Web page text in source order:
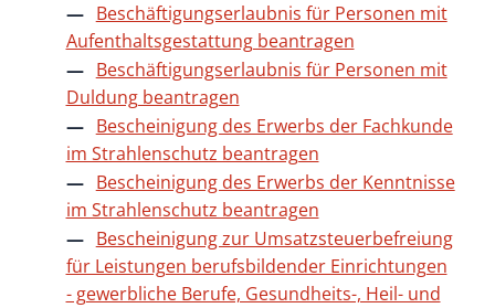
Beschäftigungserlaubnis für Personen mit
Aufenthaltsgestattung beantragen
Beschäftigungserlaubnis für Personen mit
Duldung beantragen
Bescheinigung des Erwerbs der Fachkunde
im Strahlenschutz beantragen
Bescheinigung des Erwerbs der Kenntnisse
im Strahlenschutz beantragen
Bescheinigung zur Umsatzsteuerbefreiung
für Leistungen berufsbildender Einrichtungen
- gewerbliche Berufe, Gesundheits-, Heil- und